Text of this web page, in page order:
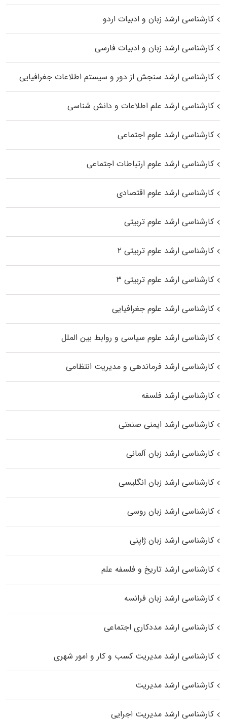
کارشناسی ارشد زبان و ادبیات اردو
کارشناسی ارشد زبان و ادبیات فارسی
کارشناسی ارشد سنجش از دور و سیستم اطلاعات جغرافیایی
کارشناسی ارشد علم اطلاعات و دانش شناسی
کارشناسی ارشد علوم اجتماعی
کارشناسی ارشد علوم ارتباطات اجتماعی
کارشناسی ارشد علوم اقتصادی
کارشناسی ارشد علوم تربیتی
کارشناسی ارشد علوم تربیتی ۲
کارشناسی ارشد علوم تربیتی ۳
کارشناسی ارشد علوم جغرافیایی
کارشناسی ارشد علوم سیاسی و روابط بین الملل
کارشناسی ارشد فرماندهی و مدیریت انتظامی
کارشناسی ارشد فلسفه
کارشناسی ارشد ایمنی صنعتی
کارشناسی ارشد زبان آلمانی
کارشناسی ارشد زبان انگلیسی
کارشناسی ارشد زبان روسی
کارشناسی ارشد زبان ژاپنی
کارشناسی ارشد تاریخ و فلسفه علم
کارشناسی ارشد زبان فرانسه
کارشناسی ارشد مددکاری اجتماعی
کارشناسی ارشد مدیریت کسب و کار و امور شهری
کارشناسی ارشد مدیریت
کارشناسی ارشد مدیریت اجرایی